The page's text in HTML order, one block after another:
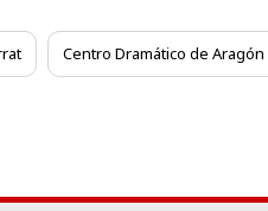
Centro Dramático de Aragón